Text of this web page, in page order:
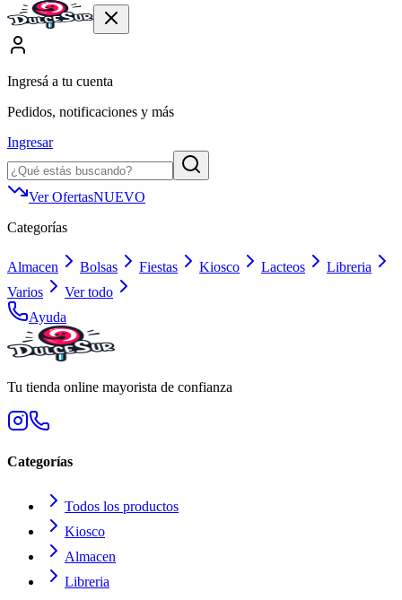
Ingresá a tu cuenta
Pedidos, notificaciones y más
Ingresar
Ver OfertasNUEVO
Categorías
Almacen Bolsas Fiestas Kiosco Lacteos
Libreria
Varios
Ver todo
Ayuda
Tu tienda online mayorista de confianza
Categorías
Todos los productos
Kiosco
Almacen
Libreria